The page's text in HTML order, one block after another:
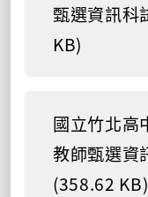
甄選資訊科
KB)
國立竹北高
教師甄選資
(358.62 KB)